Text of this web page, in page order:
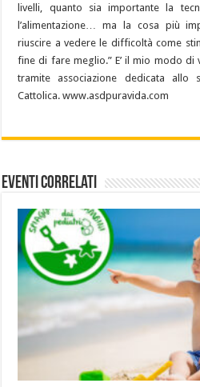
livelli, quanto sia importante la
l’alimentazione… ma la cosa più
riuscire a vedere le difficoltà come
fine di fare meglio.” E’ il mio modo di
tramite associazione dedicata allo
Cattolica.www.asdpuravida.com
Eventi Correlati